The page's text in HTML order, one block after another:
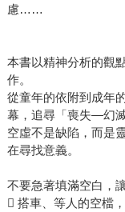
慮……
本書以精神分析的觀
作。
從童年的依附到成年
幕，追尋「喪失—幻
空虛不是缺陷，而是
在尋找意義。
不要急著填滿空白，
 搭車、等人的空檔